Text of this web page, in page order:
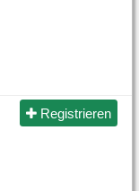
Registrieren